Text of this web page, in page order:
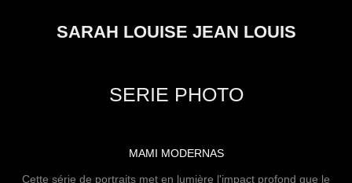
SARAH LOUISE JEAN LOUIS
SERIE PHOTO
MAMI MODERNAS
Cette série de portraits met en lumière l'impact profond que le